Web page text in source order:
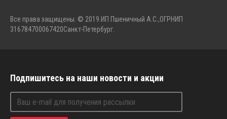
Все права защищены. © 2019. ИП Пшеничный А.С.,ОГРНИП
316784700067420Санкт-Петербург.
Подпишитесь на наши новости и акции